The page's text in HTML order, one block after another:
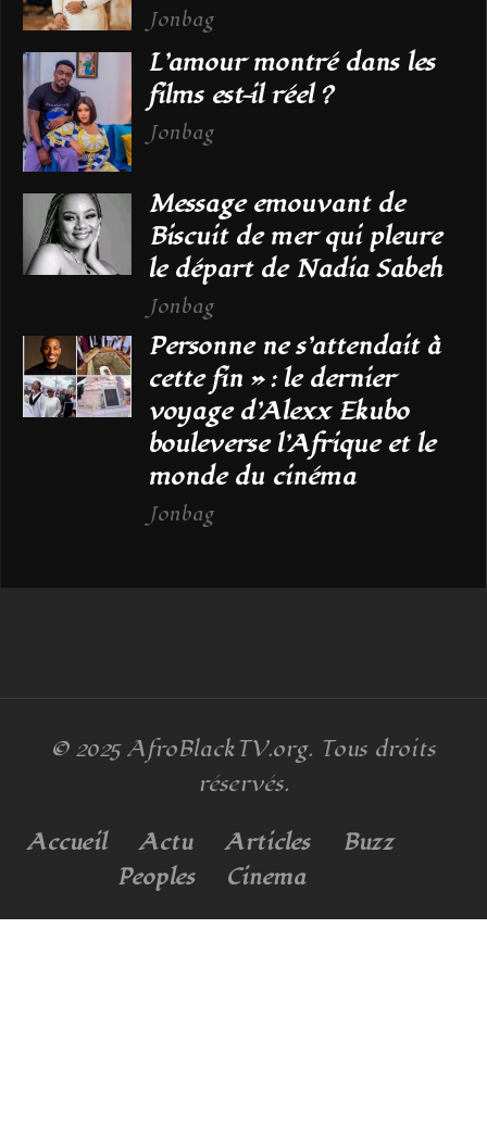
Jonbag
L’amour montré dans les
films est-il réel ?
Jonbag
Message emouvant de
Biscuit de mer qui pleure
le départ de Nadia Sabeh
Jonbag
Personne ne s’attendait à
cette fin » : le dernier
voyage d’Alexx Ekubo
bouleverse l’Afrique et le
monde du cinéma
Jonbag
© 2025 AfroBlackTV.org. Tous droits
réservés.
Accueil Actu Articles
Buzz
Peoples
Cinema